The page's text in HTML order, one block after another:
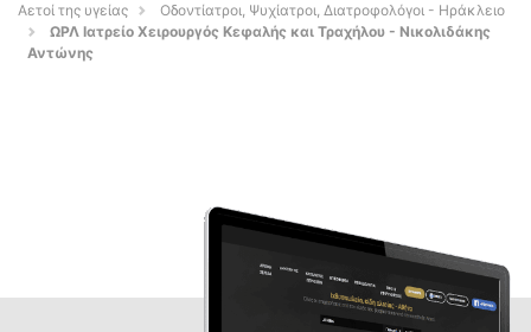
Αετοί της υγείας
Οδοντίατροι, Ψυχίατροι, Διατροφολόγοι - Ηράκλειο
ΩΡΛ Ιατρείο Χειρουργός Κεφαλής και Τραχήλου - Νικολιδάκης
Αντώνης